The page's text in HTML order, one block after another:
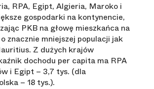
RPA, Egipt, Algieria, Maroko i
gospodarki na kontynencie,
PKB na głowę mieszkańca na
znacznie mniejszej populacji jak
Z dużych krajów
dochodu per capita ma RPA
i Egipt – 3,7 tys. (dla
– 18 tys.).